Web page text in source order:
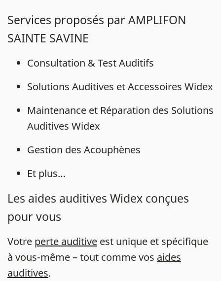
Services proposés par AMPLIFON
SAINTE SAVINE
Consultation & Test Auditifs
Solutions Auditives et Accessoires Widex
Maintenance et Réparation des Solutions
Auditives Widex
Gestion des Acouphènes
Et plus…
Les aides auditives Widex conçues
pour vous
Votre perte auditive est unique et spécifique
à vous-même – tout comme vos aides
auditives.